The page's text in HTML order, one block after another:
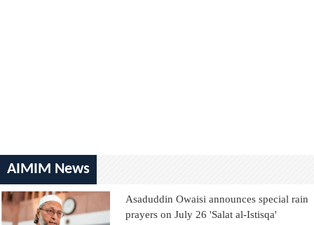
AIMIM News
Asaduddin Owaisi announces special rain
prayers on July 26 'Salat al-Istisqa'